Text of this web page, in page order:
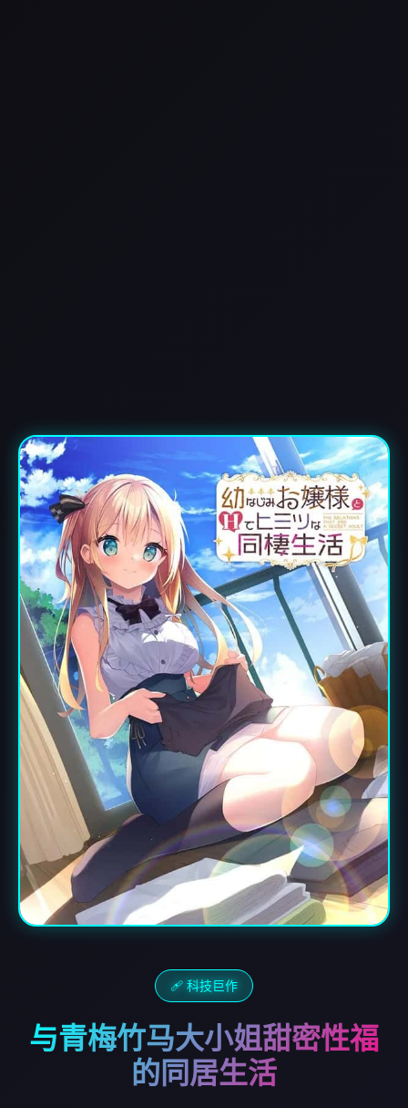
🩹 科技巨作
与青梅竹马大小姐甜密性福
的同居生活